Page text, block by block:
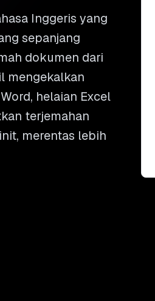
Inggeris yang
sepanjang
dokumen dari
mengekalkan
helaian Excel
terjemahan
merentas lebih